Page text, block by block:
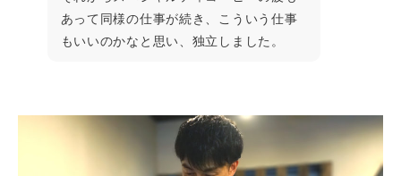
あって同様の仕事が続き、こういう仕事
もいいのかなと思い、独立しました。